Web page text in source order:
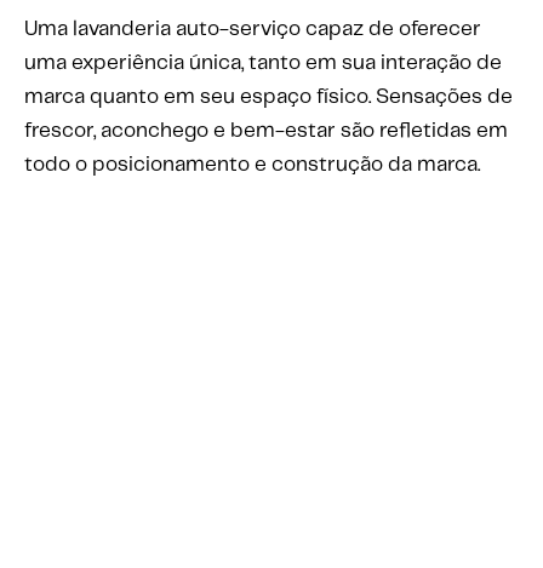
Uma lavanderia auto-serviço capaz de oferecer
uma experiência única, tanto em sua interação de
marca quanto em seu espaço físico. Sensações de
frescor, aconchego e bem-estar são refletidas em
todo o posicionamento e construção da marca.